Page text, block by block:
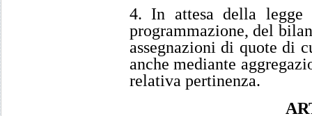
4. In attesa della legge
programmazione, del
assegnazioni di quote di
anche mediante
relativa pertinenza.